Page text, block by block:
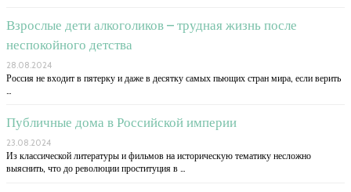
Взрослые дети алкоголиков – трудная жизнь после
неспокойного детства
28.08.2024
Россия не входит в пятерку и даже в десятку самых пьющих стран мира, если верить
…
Публичные дома в Российской империи
23.08.2024
Из классической литературы и фильмов на историческую тематику несложно
выяснить, что до революции проституция в …